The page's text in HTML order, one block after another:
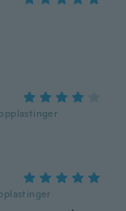
opplastinger